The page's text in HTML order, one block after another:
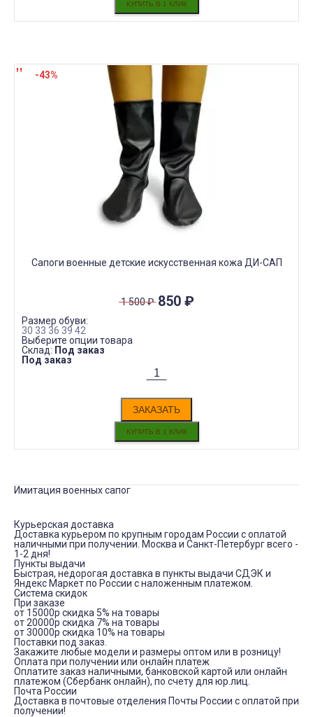
Сапоги военные детские искусственная кожа ДИ-САП
1 500₽ 850 ₽
Размер обуви:
30 33 36 39 42
Выберите опции товара
Склад: Под заказ
Под заказ
ЗАКАЗАТЬ
-43%
Имитация военных сапог
Курьерская доставка
Доставка курьером по крупным городам России с оплатой
наличными при получении. Москва и Санкт-Петербург всего -
1-2 дня!
Пункты выдачи
Быстрая, недорогая доставка в пункты выдачи СДЭК и
Яндекс Маркет по России с наложенным платежом.
Система скидок
При заказе
от 15000р скидка 5% на товары
от 20000р скидка 7% на товары
от 30000р скидка 10% на товары
Поставки под заказ.
Закажите любые модели и размеры оптом или в розницу!
Оплата при получении или онлайн платеж
Оплатите заказ наличными, банковской картой или онлайн
платежом (Сбербанк онлайн), по счету для юр.лиц.
Почта России
Доставка в почтовые отделения Почты России с оплатой при
получении!